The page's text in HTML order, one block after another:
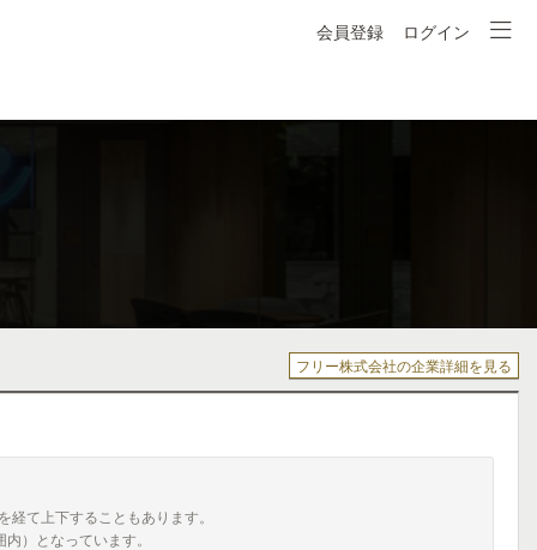
会員登録 ログイン
フリー株式会社の企業詳細を見る
て上下することもあります。
内）となっています。